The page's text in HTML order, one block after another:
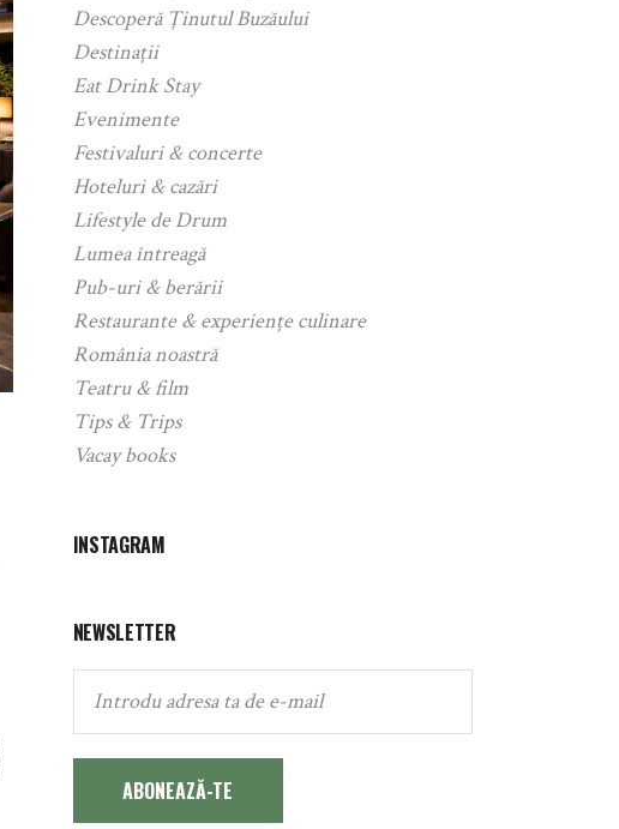
Descoperă Ținutul Buzăului
Destinații
Eat Drink Stay
Evenimente
Festivaluri & concerte
Hoteluri & cazări
Lifestyle de Drum
Lumea întreagă
Pub-uri & berării
Restaurante & experiențe culinare
România noastră
Teatru & film
Tips & Trips
Vacay books
INSTAGRAM
NEWSLETTER
ABONEAZĂ-TE